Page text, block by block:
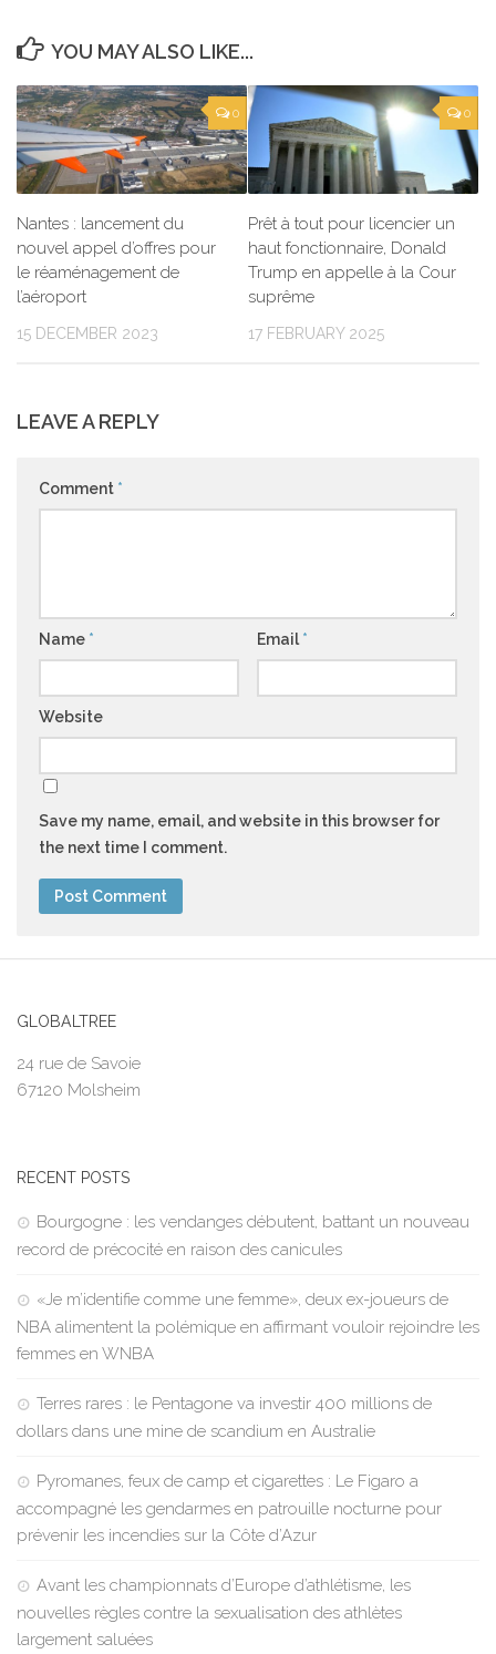
YOU MAY ALSO LIKE...
0
Nantes : lancement du
nouvel appel d’offres pour
le réaménagement de
l’aéroport
15 DECEMBER 2023
0
Prêt à tout pour licencier un
haut fonctionnaire, Donald
Trump en appelle à la Cour
suprême
17 FEBRUARY 2025
LEAVE A REPLY
Comment *
Name * Email *
Website
Save my name, email, and website in this browser for
the next time I comment.
GLOBALTREE
24 rue de Savoie
67120 Molsheim
RECENT POSTS
Bourgogne : les vendanges débutent, battant un nouveau
record de précocité en raison des canicules
«Je m’identifie comme une femme», deux ex-joueurs de
NBA alimentent la polémique en affirmant vouloir rejoindre les
femmes en WNBA
Terres rares : le Pentagone va investir 400 millions de
dollars dans une mine de scandium en Australie
Pyromanes, feux de camp et cigarettes : Le Figaro a
accompagné les gendarmes en patrouille nocturne pour
prévenir les incendies sur la Côte d’Azur
Avant les championnats d’Europe d’athlétisme, les
nouvelles règles contre la sexualisation des athlètes
largement saluées